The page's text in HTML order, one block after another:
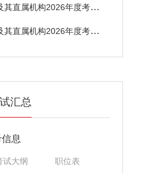
属机构2026年度考试录用公务
属机构2026年度考试录用公务
汇总
息
试大纲 职位表